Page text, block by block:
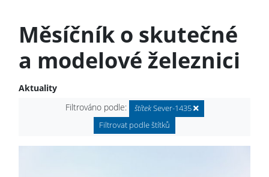
Měsíčník o skutečné
a modelové železnici
Aktuality
Filtrováno podle:
štítekSever-1435
Filtrovat podle štítků